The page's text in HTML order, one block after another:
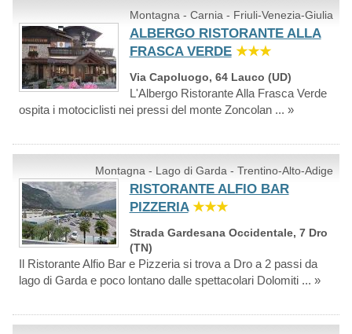
Montagna - Carnia - Friuli-Venezia-Giulia
ALBERGO RISTORANTE ALLA
FRASCA VERDE ★★★
Via Capoluogo, 64 Lauco (UD)
L'Albergo Ristorante Alla Frasca Verde
ospita i motociclisti nei pressi del monte Zoncolan ... »
Montagna - Lago di Garda - Trentino-Alto-Adige
RISTORANTE ALFIO BAR
PIZZERIA ★★★
Strada Gardesana Occidentale, 7 Dro
(TN)
Il Ristorante Alfio Bar e Pizzeria si trova a Dro a 2 passi da
lago di Garda e poco lontano dalle spettacolari Dolomiti ... »